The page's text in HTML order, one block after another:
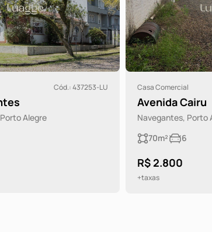
Cód.: 437253-LU Casa Comercial
Avenida Cairu
Navegantes, Porto Alegre
70m²
6
R$ 2.800